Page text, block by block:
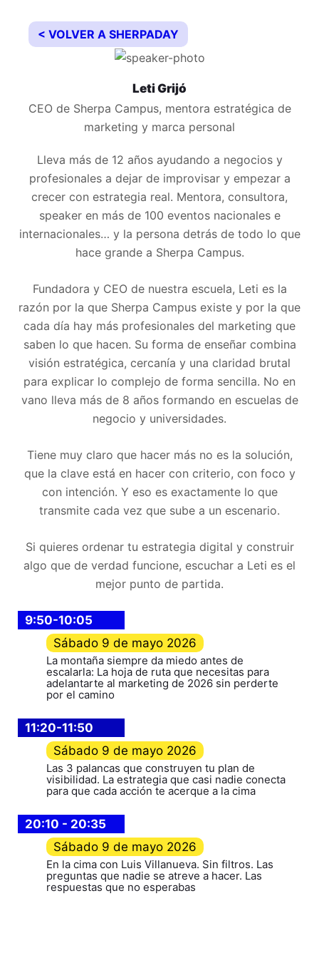
< VOLVER A SHERPADAY
Leti Grijó
CEO de Sherpa Campus, mentora estratégica de
marketing y marca personal
Lleva más de 12 años ayudando a negocios y
profesionales a dejar de improvisar y empezar a
crecer con estrategia real. Mentora, consultora,
speaker en más de 100 eventos nacionales e
internacionales… y la persona detrás de todo lo que
hace grande a Sherpa Campus.
Fundadora y CEO de nuestra escuela, Leti es la
razón por la que Sherpa Campus existe y por la que
cada día hay más profesionales del marketing que
saben lo que hacen. Su forma de enseñar combina
visión estratégica, cercanía y una claridad brutal
para explicar lo complejo de forma sencilla. No en
vano lleva más de 8 años formando en escuelas de
negocio y universidades.
Tiene muy claro que hacer más no es la solución,
que la clave está en hacer con criterio, con foco y
con intención. Y eso es exactamente lo que
transmite cada vez que sube a un escenario.
Si quieres ordenar tu estrategia digital y construir
algo que de verdad funcione, escuchar a Leti es el
mejor punto de partida.
9:50-10:05
Sábado 9 de mayo 2026
La montaña siempre da miedo antes de
escalarla: La hoja de ruta que necesitas para
adelantarte al marketing de 2026 sin perderte
por el camino
11:20-11:50
Sábado 9 de mayo 2026
Las 3 palancas que construyen tu plan de
visibilidad. La estrategia que casi nadie conecta
para que cada acción te acerque a la cima
20:10 - 20:35
Sábado 9 de mayo 2026
En la cima con Luis Villanueva. Sin filtros. Las
preguntas que nadie se atreve a hacer. Las
respuestas que no esperabas